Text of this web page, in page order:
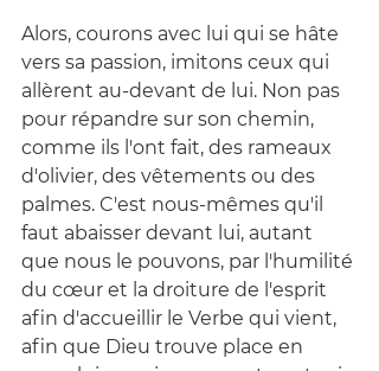
Alors, courons avec lui qui se hâte
vers sa passion, imitons ceux qui
allèrent au-devant de lui. Non pas
pour répandre sur son chemin,
comme ils l'ont fait, des rameaux
d'olivier, des vêtements ou des
palmes. C'est nous-mêmes qu'il
faut abaisser devant lui, autant
que nous le pouvons, par l'humilité
du cœur et la droiture de l'esprit
afin d'accueillir le Verbe qui vient,
afin que Dieu trouve place en